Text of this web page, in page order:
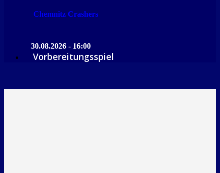
Chemnitz Crashers
30.08.2026 - 16:00
Vorbereitungsspiel